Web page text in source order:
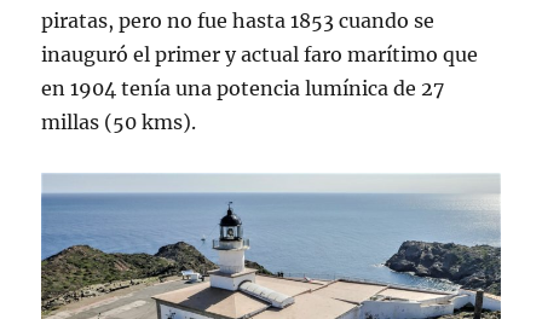
piratas, pero no fue hasta 1853 cuando se
inauguró el primer y actual faro marítimo que
en 1904 tenía una potencia lumínica de 27
millas (50 kms).